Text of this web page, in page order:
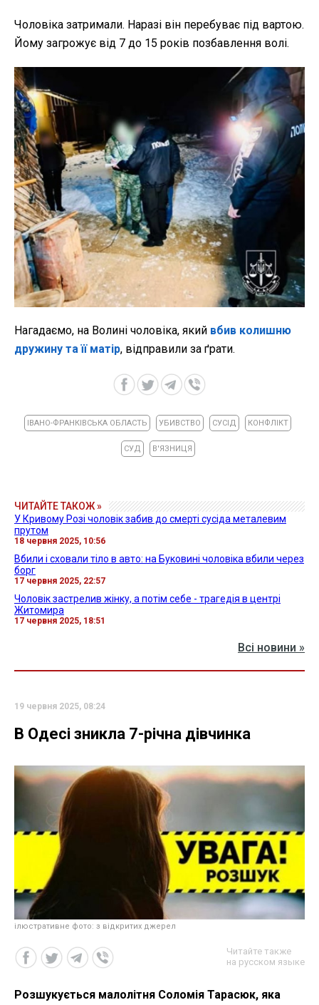
Чоловіка затримали. Наразі він перебуває під вартою.
Йому загрожує від 7 до 15 років позбавлення волі.
Нагадаємо, на Волині чоловіка, який вбив колишню
дружину та її матір, відправили за ґрати.
ІВАНО-ФРАНКІВСЬКА ОБЛАСТЬ УБИВСТВО СУСІД КОНФЛІКТ
СУД В'ЯЗНИЦЯ
ЧИТАЙТЕ ТАКОЖ »
У Кривому Розі чоловік забив до смерті сусіда металевим
прутом
18 червня 2025, 10:56
Вбили і сховали тіло в авто: на Буковині чоловіка вбили через
борг
17 червня 2025, 22:57
Чоловік застрелив жінку, а потім себе - трагедія в центрі
Житомира
17 червня 2025, 18:51
Всі новини »
19 червня 2025, 08:24
В Одесі зникла 7-річна дівчинка
ілюстративне фото: з відкритих джерел
Читайте также
на русском языке
Розшукується малолітня Соломія Тарасюк, яка